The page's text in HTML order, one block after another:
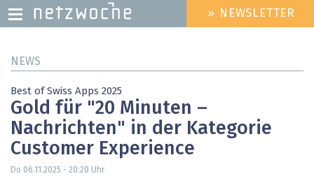
zum
HEADER
MENU
» NEWSLETTER
NEWS
Best of Swiss Apps 2025
Gold für "20 Minuten –
Nachrichten" in der Kategorie
Customer Experience
Do 06.11.2025 - 20:20 Uhr